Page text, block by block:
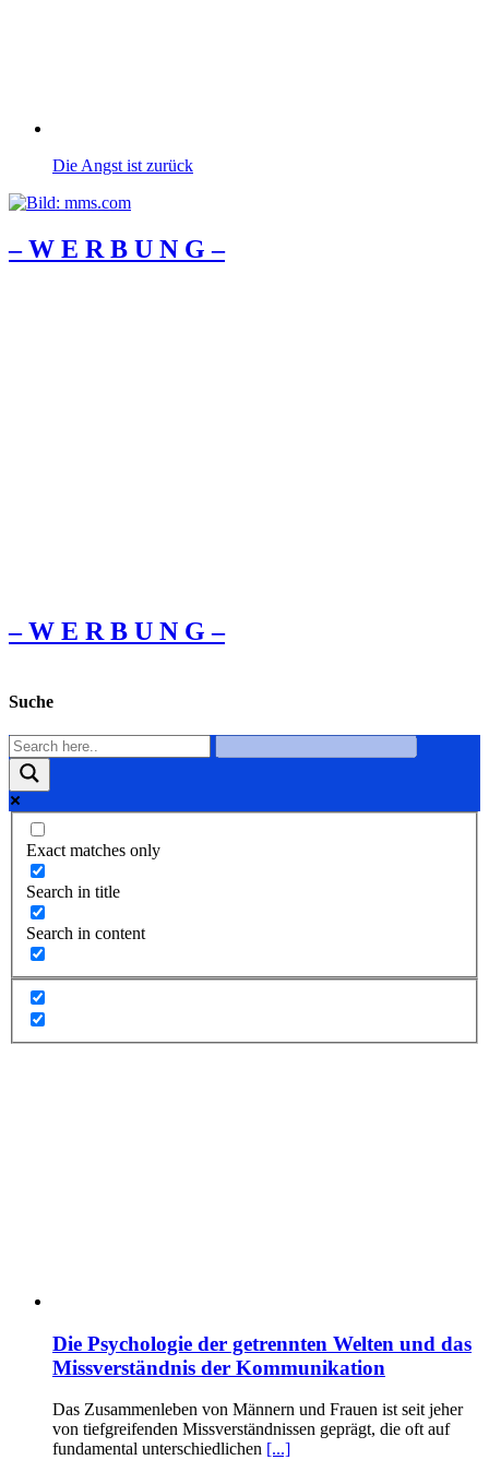
Die Angst ist zurück
– W Ε R Β U Ν G –
– W Ε R Β U Ν G –
Suche
Exact matches only
Search in title
Search in content
Die Psychologie der getrennten Welten und das
Missverständnis der Kommunikation
Das Zusammenleben von Männern und Frauen ist seit jeher
von tiefgreifenden Missverständnissen geprägt, die oft auf
fundamental unterschiedlichen [...]